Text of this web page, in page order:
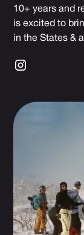
10+ years and
is excited to
in the States &